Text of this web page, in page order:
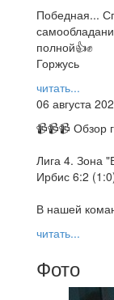
Победная...
полной👍✊
Горжусь
читать...
06 августа
📹📹📹 Обзор
Лига 4. Зона
Ирбис 6:2
В нашей
читать...
Фото